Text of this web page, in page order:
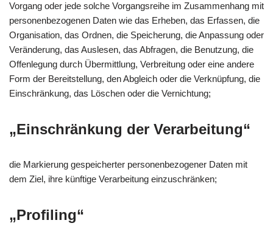
Vorgang oder jede solche Vorgangsreihe im Zusammenhang mit
personenbezogenen Daten wie das Erheben, das Erfassen, die
Organisation, das Ordnen, die Speicherung, die Anpassung oder
Veränderung, das Auslesen, das Abfragen, die Benutzung, die
Offenlegung durch Übermittlung, Verbreitung oder eine andere
Form der Bereitstellung, den Abgleich oder die Verknüpfung, die
Einschränkung, das Löschen oder die Vernichtung;
„Einschränkung der Verarbeitung“
die Markierung gespeicherter personenbezogener Daten mit
dem Ziel, ihre künftige Verarbeitung einzuschränken;
„Profiling“